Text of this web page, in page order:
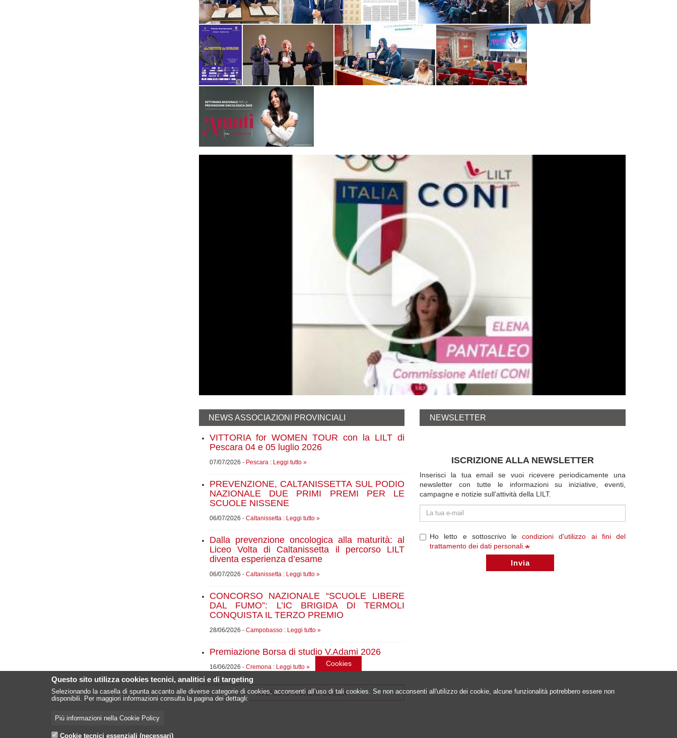
NEWS ASSOCIAZIONI PROVINCIALI
VITTORIA for WOMEN TOUR con la LILT di
Pescara 04 e 05 luglio 2026
07/07/2026 - Pescara : Leggi tutto »
PREVENZIONE, CALTANISSETTA SUL PODIO
NAZIONALE DUE PRIMI PREMI PER LE
SCUOLE NISSENE
06/07/2026 - Caltanissetta : Leggi tutto »
Dalla prevenzione oncologica alla maturità: al
Liceo Volta di Caltanissetta il percorso LILT
diventa esperienza d’esame
06/07/2026 - Caltanissetta : Leggi tutto »
CONCORSO NAZIONALE “SCUOLE LIBERE
DAL FUMO”: L’IC BRIGIDA DI TERMOLI
CONQUISTA IL TERZO PREMIO
28/06/2026 - Campobasso: Leggi tutto »
Premiazione Borsa di studio V.Adami 2026
16/06/2026 - Cremona : Leggi tutto »
Archivio Notizie Locali
NEWSLETTER
ISCRIZIONE ALLA NEWSLETTER
Inserisci la tua email se vuoi ricevere periodicamente una
newsletter con tutte le informazioni su iniziative, eventi,
campagne e notizie sull’attività della LILT.
Indirizzo
Ho letto e sottoscrivo lecondizioni d'utilizzo ai fini del
trattamento dei dati personali .
Invia
Cookies
Questo sito utilizza cookies tecnici, analitici e di targeting
Selezionando la casella di spunta accanto alle diverse categorie di cookies, acconsenti all’uso di tali cookies. Se non acconsenti all'utilizzo dei cookie, alcune funzionalità potrebbero essere non
disponibili. Per maggiori informazioni consulta la pagina dei dettagli:
Più informazioni nella Cookie Policy
Cookie tecnici essenziali (necessari)